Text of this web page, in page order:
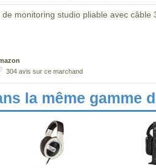
monitoring studio pliable avec câble
304 avis sur ce marchand
la même gamme